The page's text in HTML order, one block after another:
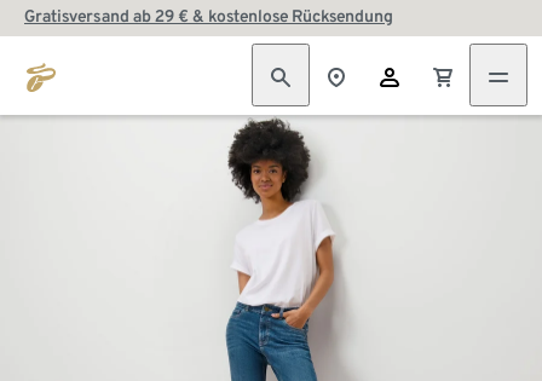
Gratisversand ab 29 € & kostenlose Rücksendung